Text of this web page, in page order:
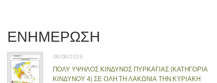
ΕΝΗΜΕΡΩΣΗ
08/08/2026
ΠΟΛΥ ΥΨΗΛΟΣ ΚΙΝΔΥΝΟΣ ΠΥΡΚΑΓΙΑΣ (ΚΑΤΗΓΟΡΙΑ
ΚΙΝΔΥΝΟΥ 4) ΣΕ ΟΛΗ ΤΗ ΛΑΚΩΝΙΑ ΤΗΝ ΚΥΡΙΑΚΗ